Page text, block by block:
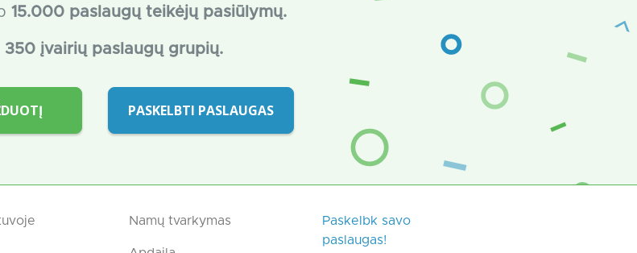
15.000 paslaugų teikėjų pasiūlymų.
350 įvairių paslaugų grupių.
PASKELBTI PASLAUGAS
Namų tvarkymas
Paskelbk savo
paslaugas!